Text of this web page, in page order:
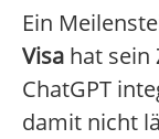
Ein
Visa hat sein
ChatGPT
damit nicht